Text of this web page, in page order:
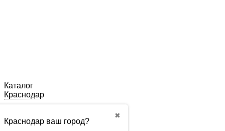
Каталог
Краснодар
✖
Краснодар ваш город?